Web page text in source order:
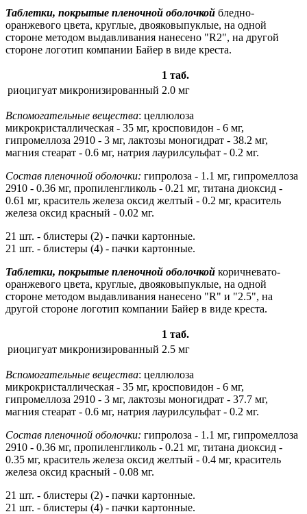
Таблетки, покрытые пленочной оболочкой бледно-
оранжевого цвета, круглые, двояковыпуклые, на одной
стороне методом выдавливания нанесено "R2", на другой
стороне логотип компании Байер в виде креста.
1 таб.
риоцигуат микронизированный 2.0 мг
Вспомогательные вещества: целлюлоза
микрокристаллическая - 35 мг, кросповидон - 6 мг,
гипромеллоза 2910 - 3 мг, лактозы моногидрат - 38.2 мг,
магния стеарат - 0.6 мг, натрия лаурилсульфат - 0.2 мг.
Состав пленочной оболочки: гипролоза - 1.1 мг, гипромеллоза
2910 - 0.36 мг, пропиленгликоль - 0.21 мг, титана диоксид -
0.61 мг, краситель железа оксид желтый - 0.2 мг, краситель
железа оксид красный - 0.02 мг.
21 шт. - блистеры (2) - пачки картонные.
21 шт. - блистеры (4) - пачки картонные.
Таблетки, покрытые пленочной оболочкой коричневато-
оранжевого цвета, круглые, двояковыпуклые, на одной
стороне методом выдавливания нанесено "R" и "2.5", на
другой стороне логотип компании Байер в виде креста.
1 таб.
риоцигуат микронизированный 2.5 мг
Вспомогательные вещества: целлюлоза
микрокристаллическая - 35 мг, кросповидон - 6 мг,
гипромеллоза 2910 - 3 мг, лактозы моногидрат - 37.7 мг,
магния стеарат - 0.6 мг, натрия лаурилсульфат - 0.2 мг.
Состав пленочной оболочки: гипролоза - 1.1 мг, гипромеллоза
2910 - 0.36 мг, пропиленгликоль - 0.21 мг, титана диоксид -
0.35 мг, краситель железа оксид желтый - 0.4 мг, краситель
железа оксид красный - 0.08 мг.
21 шт. - блистеры (2) - пачки картонные.
21 шт. - блистеры (4) - пачки картонные.